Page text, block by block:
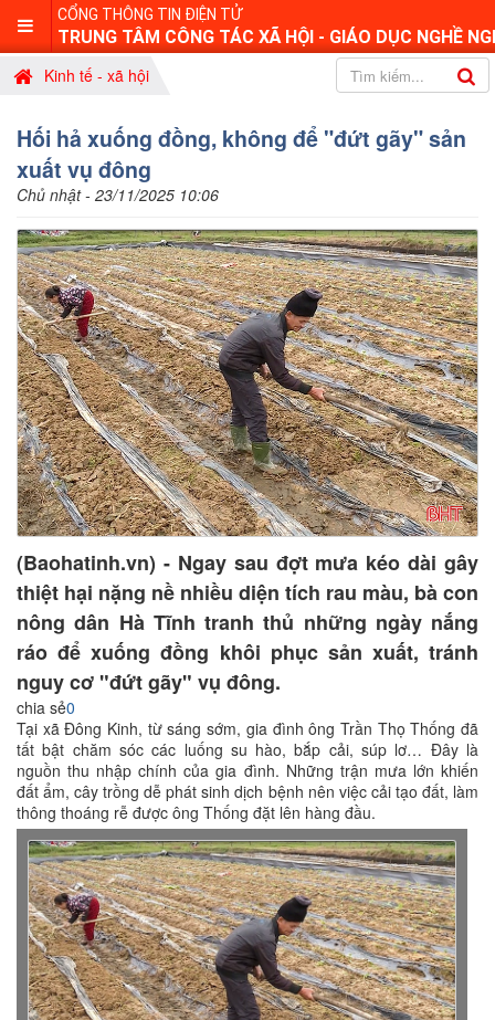
CỔNG THÔNG TIN ĐIỆN TỬ
TRUNG TÂM CÔNG TÁC XÃ HỘI - GIÁO DỤC NGHỀ
Kinh tế - xã hội
Hối hả xuống đồng, không để "đứt gãy" sản
xuất vụ đông
Chủ nhật - 23/11/2025 10:06
(Baohatinh.vn) - Ngay sau đợt mưa kéo dài gây
thiệt hại nặng nề nhiều diện tích rau màu, bà con
nông dân Hà Tĩnh tranh thủ những ngày nắng
ráo để xuống đồng khôi phục sản xuất, tránh
nguy cơ "đứt gãy" vụ đông.
chia sẻ0
Tại xã Đông Kinh, từ sáng sớm, gia đình ông Trần Thọ Thống đã
tất bật chăm sóc các luống su hào, bắp cải, súp lơ… Đây là
nguồn thu nhập chính của gia đình. Những trận mưa lớn khiến
đất ẩm, cây trồng dễ phát sinh dịch bệnh nên việc cải tạo đất, làm
thông thoáng rễ được ông Thống đặt lên hàng đầu.